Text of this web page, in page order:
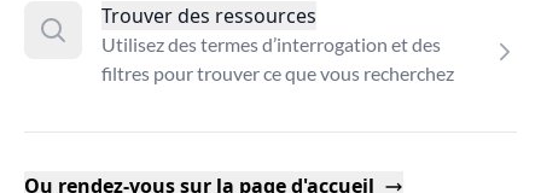
Trouver des ressources
Utilisez des termes d’interrogation et des
filtres pour trouver ce que vous recherchez
Ou rendez-vous sur la page d'accueil